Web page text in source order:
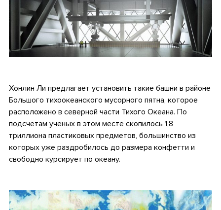
Хонлин Ли предлагает установить такие башни в районе
Большого тихоокеанского мусорного пятна, которое
расположено в северной части Тихого Океана. По
подсчетам ученых в этом месте скопилось 1,8
триллиона пластиковых предметов, большинство из
которых уже раздробилось до размера конфетти и
свободно курсирует по океану.